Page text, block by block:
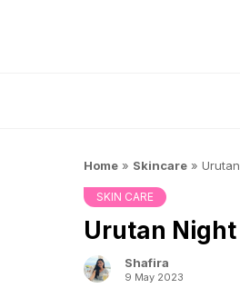
Home » Skincare »
SKIN CARE
Urutan
Shafira
9 May 2023